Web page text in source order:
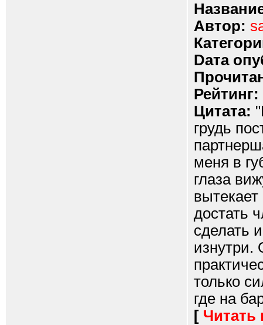
Автор:
Dата
Рейтинг:
Цитата:
грудь
меня в
глаза
достать
сделать
изнутри.
только
где на
[ Читать